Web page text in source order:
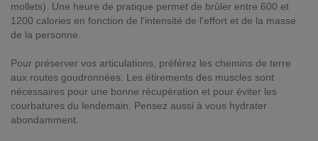
mollets). Une heure de pratique permet de brûler entre 600 et
1200 calories en fonction de l'intensité de l'effort et de la masse
de la personne.
Pour préserver vos articulations, préférez les chemins de terre
aux routes goudronnées. Les étirements des muscles sont
nécessaires pour une bonne récupération et pour éviter les
courbatures du lendemain. Pensez aussi à vous hydrater
abondamment.